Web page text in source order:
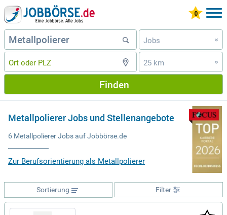
Jobs »
25 km »
Finden
Metallpolierer Jobs und Stellenangebote
6 Metallpolierer Jobs auf Jobbörse.de
Zur Berufsorientierung als Metallpolierer
Filter
Sortierung